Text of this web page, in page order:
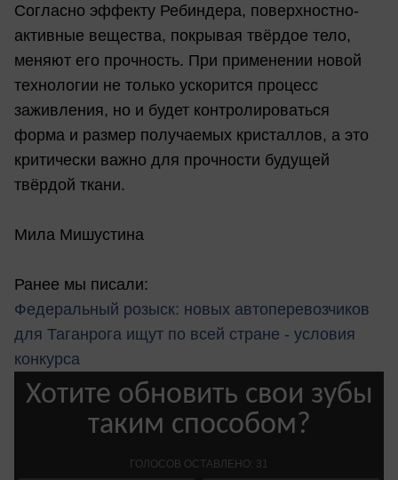
Согласно эффекту Ребиндера, поверхностно-
активные вещества, покрывая твёрдое тело,
меняют его прочность. При применении новой
технологии не только ускорится процесс
заживления, но и будет контролироваться
форма и размер получаемых кристаллов, а это
критически важно для прочности будущей
твёрдой ткани.
Мила Мишустина
Ранее мы писали:
Федеральный розыск: новых автоперевозчиков
для Таганрога ищут по всей стране - условия
конкурса